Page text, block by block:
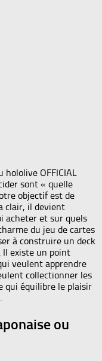
hololive OFFICIAL
sont « quelle
objectif est de
clair, il devient
acheter et sur quels
du jeu de cartes
à construire un deck
existe un point
veulent apprendre
collectionner les
qui équilibre le plaisir
ou